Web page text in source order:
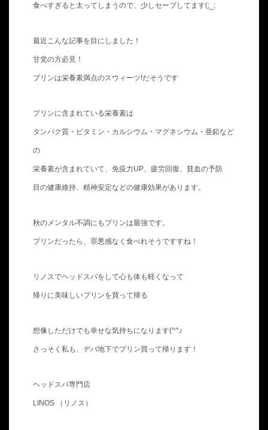
食べすぎると太ってしまうので、少しセーブしてます(;_;
最近こんな記事を目にしました！
甘党の方必見！
プリンは栄養素満点のスウィーツ!だそうです
プリンに含まれている栄養素は
タンパク質・ビタミン・カルシウム・マグネシウム・亜鉛など
の
栄養素が含まれていて、免疫力UP、疲労回復、貧血の予防
目の健康維持、精神安定などの健康効果があります。
秋のメンタル不調にもプリンは最強です。
プリンだったら、罪悪感なく食べれそうですすね！
リノスでヘッドスパをして心も体も軽くなって
帰りに美味しいプリンを買って帰る
想像しただけでも幸せな気持ちになります(^^♪
さっそく私も、デパ地下でプリン買って帰ります！
ヘッドスパ専門店
LINOS （リノス）